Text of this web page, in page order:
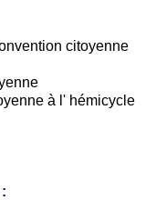
citoyenne
à l' hémicycle